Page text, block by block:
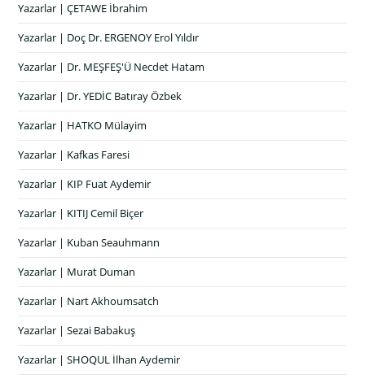
Yazarlar | ÇETAWE İbrahim
Yazarlar | Doç Dr. ERGENOY Erol Yıldır
Yazarlar | Dr. MEŞFEŞ'Ü Necdet Hatam
Yazarlar | Dr. YEDİC Batıray Özbek
Yazarlar | HATKO Mülayim
Yazarlar | Kafkas Faresi
Yazarlar | KIP Fuat Aydemir
Yazarlar | KITIJ Cemil Biçer
Yazarlar | Kuban Seauhmann
Yazarlar | Murat Duman
Yazarlar | Nart Akhoumsatch
Yazarlar | Sezai Babakuş
Yazarlar | SHOQUL İlhan Aydemir